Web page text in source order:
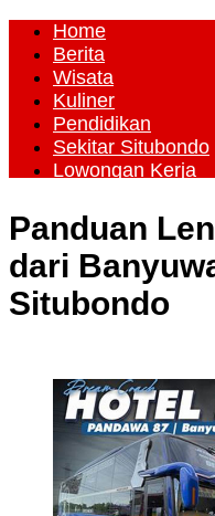
Home
Berita
Wisata
Kuliner
Pendidikan
Sekitar Situbondo
Lowongan Kerja
Panduan
dari
Situbondo